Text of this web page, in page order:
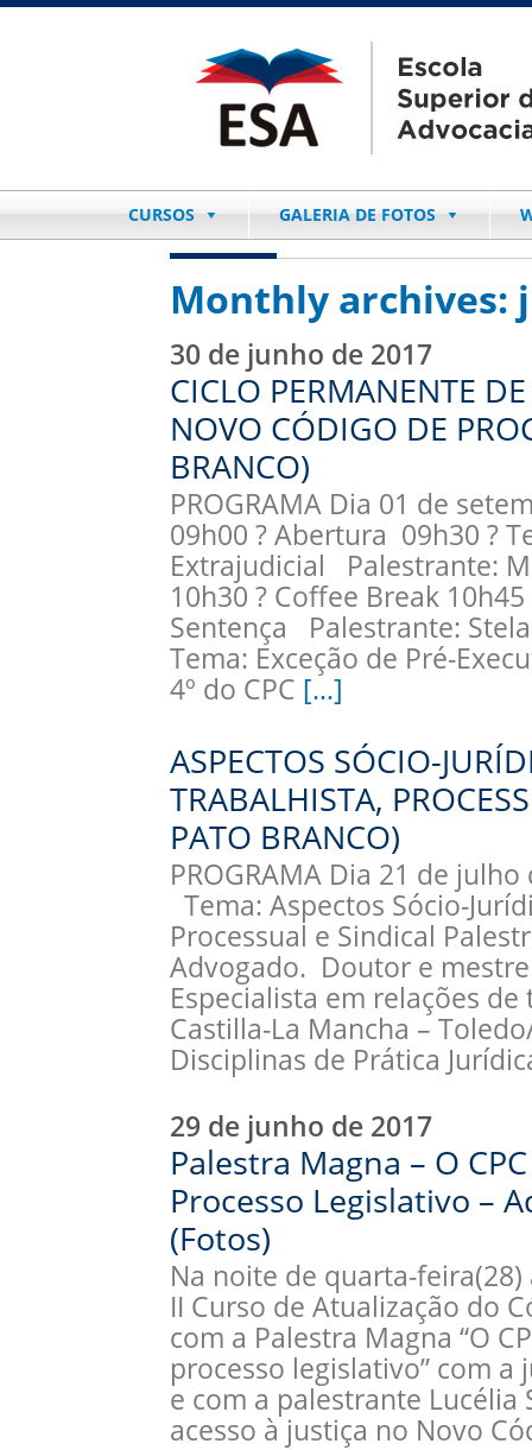
CURSOS GALERIA DE FOTOS
Monthly archives:
30 de junho de 2017
CICLO PERMANENTE
NOVO CÓDIGO DE
BRANCO)
PROGRAMA Dia 01 de
09h00 ? Abertura 09h30 ?
Extrajudicial Palestrante:
10h30 ? Coffee Break
Sentença Palestrante:
Tema: Exceção de Pré-
4º do CPC […]
ASPECTOS SÓCIO-
TRABALHISTA,
PATO BRANCO)
PROGRAMA Dia 21 de
Tema: Aspectos Sócio-
Processual e Sindical
Advogado. Doutor e
Especialista em relações
Castilla-La Mancha –
Disciplinas de Prática
29 de junho de 2017
Palestra Magna – O
Processo Legislativo –
(Fotos)
Na noite de quarta-
II Curso de Atualização do
com a Palestra Magna “O
processo legislativo” com
e com a palestrante Lucélia
acesso à justiça no Novo